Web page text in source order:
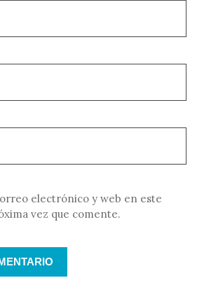
electrónico y web en este
vez que comente.